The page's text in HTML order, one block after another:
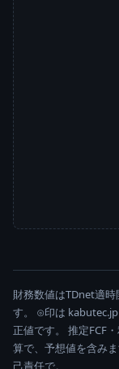
財務数値はTDnet適
す。 ⊙印は
正値です。 推定FCF
算で、予想値を含み
己責任で。